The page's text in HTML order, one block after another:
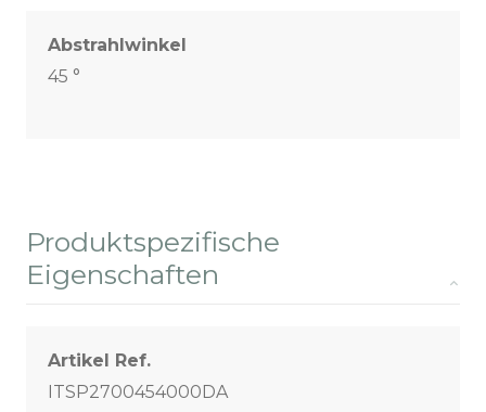
Abstrahlwinkel
45 °
Produktspezifische
Eigenschaften
Artikel Ref.
ITSP2700454000DA